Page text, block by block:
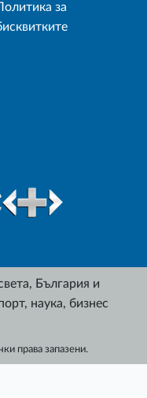
за
България и
наука, бизнес
права запазени.